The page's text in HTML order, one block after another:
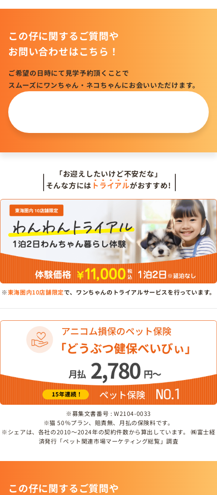
この仔に関するご質問や
お問い合わせはこちら！
ご希望の日時にて見学予約頂くことで
スムーズにワンちゃん・ネコちゃんにお会いいただけます。
「お迎えしたいけど不安だな」
そんな方には トライアルがおすすめ!
※東海圏内10店舗限定で、ワンちゃんのトライアルサービスを行っています。
※募集文書番号 : W2104-0033
※猫 50％プラン、賠責無、月払の保険料です。
※シェアは、各社の2010～2024年の契約件数から算出しています。 ㈱富士経
済発行「ペット関連市場マーケティング総覧」調査
この仔に関するご質問や